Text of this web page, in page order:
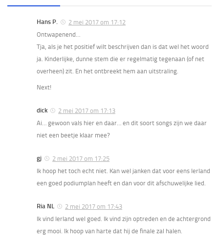
Hans P.
2 mei 2017 om 17:12
Ontwapenend…
Tja, als je het positief wilt beschrijven dan is dat wel het woord
ja. Kinderlijke, dunne stem die er regelmatig tegenaan (of net
overheen) zit. En het ontbreekt hem aan uitstraling.
Next!
dick
2 mei 2017 om 17:13
Ai… gewoon vals hier en daar… en dit soort songs zijn we daar
niet een beetje klaar mee?
gj
2 mei 2017 om 17:25
Ik hoop het toch echt niet. Kan wel janken dat voor eens Ierland
een goed podiumplan heeft en dan voor dit afschuwelijke lied.
Ria NL
2 mei 2017 om 17:43
Ik vind Ierland wel goed. Ik vind zijn optreden en de achtergrond
erg mooi. Ik hoop van harte dat hij de finale zal halen.